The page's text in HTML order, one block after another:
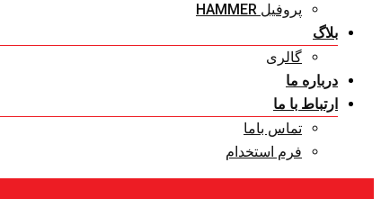
پروفیل HAMMER
بلاگ
گالری
درباره ما
ارتباط با ما
تماس باما
فرم استخدام